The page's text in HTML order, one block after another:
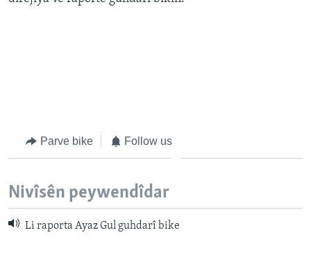
SORANÎ
Zimanên Din
Parve bike Follow us
Nivîsên peywendîdar
Li raporta Ayaz Gul guhdarî bike